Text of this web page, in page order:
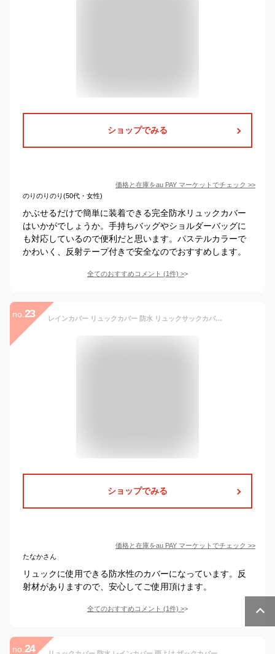
ショップでみる
価格と在庫をau PAY マーケット でチェック >>
のりのりのり(50代・女性)
かぶせるだけで簡単に装着できる完全防水リュックカバー
はいかがでしょうか。手持ちバッグやショルダーバッグに
も対応しているので便利だと思います。パステルカラーで
かわいく、反射テープ付きで安全なのでおすすめします。
全てのおすすめコメント (1件) >
no. 23 レインカバー リュックカバー 防水 リュックサックカバー ザックカバー 雨用 反射材 完全防水 ベルト オレンジ M
ショップでみる
価格と在庫をau PAY マーケット でチェック >>
たなかさん
リュックに使用できる防水性のカバーになっています。反
射材がありますので、安心してご使用頂けます。
全てのおすすめコメント (1件) >
no. 24